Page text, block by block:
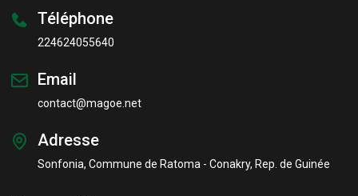
Téléphone
224624055640
Email
contact@magoe.net
Adresse
Sonfonia, Commune de Ratoma - Conakry, Rep. de Guinée